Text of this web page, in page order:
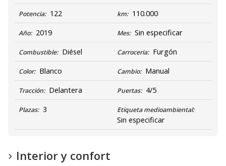
Potencia: 122 km: 110.000
Año: 2019 Mes: Sin especificar
Combustible: Diésel Carroceria: Furgón
Color: Blanco Cambio: Manual
Tracción: Delantera Puertas: 4/5
Plazas: 3 Etiqueta medioambiental:
Sin especificar
Interior y confort